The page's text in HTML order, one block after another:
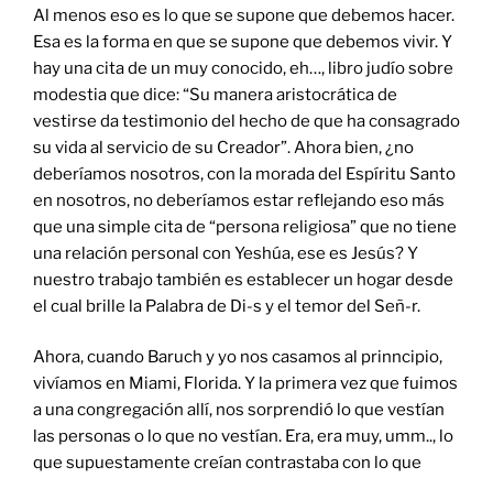
Al menos eso es lo que se supone que debemos hacer.
Esa es la forma en que se supone que debemos vivir. Y
hay una cita de un muy conocido, eh…, libro judío sobre
modestia que dice: “Su manera aristocrática de
vestirse da testimonio del hecho de que ha consagrado
su vida al servicio de su Creador”. Ahora bien, ¿no
deberíamos nosotros, con la morada del Espíritu Santo
en nosotros, no deberíamos estar reflejando eso más
que una simple cita de “persona religiosa” que no tiene
una relación personal con Yeshúa, ese es Jesús? Y
nuestro trabajo también es establecer un hogar desde
el cual brille la Palabra de Di-s y el temor del Señ-r.
Ahora, cuando Baruch y yo nos casamos al prinncipio,
vivíamos en Miami, Florida. Y la primera vez que fuimos
a una congregación allí, nos sorprendió lo que vestían
las personas o lo que no vestían. Era, era muy, umm.., lo
que supuestamente creían contrastaba con lo que